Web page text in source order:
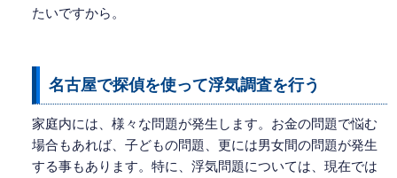
たいですから。
名古屋で探偵を使って浮気調査を行う
家庭内には、様々な問題が発生します。お金の問題で悩む
場合もあれば、子どもの問題、更には男女間の問題が発生
する事もあります。特に、浮気問題については、現在では